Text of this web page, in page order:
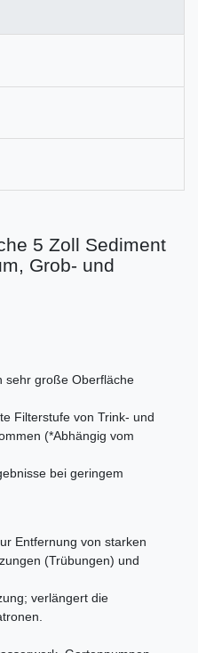
5 Zoll Sediment
Grob- und
sehr große Oberfläche
Filterstufe von Trink- und
(*Abhängig vom
bei geringem
Entfernung von starken
(Trübungen) und
verlängert die